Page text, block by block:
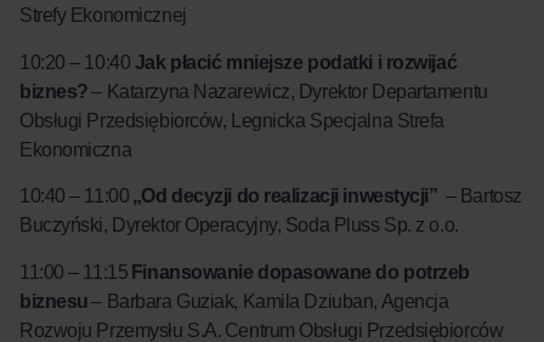
Strefy Ekonomicznej
10:20 – 10:40 Jak płacić mniejsze podatki i rozwijać
biznes?– Katarzyna Nazarewicz, Dyrektor Departamentu
Obsługi Przedsiębiorców, Legnicka Specjalna Strefa
Ekonomiczna
10:40 – 11:00 „Od decyzji do realizacji inwestycji” – Bartosz
Buczyński, Dyrektor Operacyjny, Soda Pluss Sp. z o.o.
11:00 – 11:15 Finansowanie dopasowane do potrzeb
biznesu– Barbara Guziak, Kamila Dziuban, Agencja
Rozwoju Przemysłu S.A. Centrum Obsługi Przedsiębiorców